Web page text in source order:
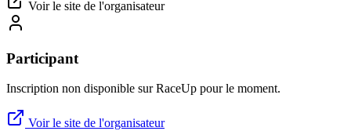
Voir le site de l'organisateur
Participant
Inscription non disponible sur RaceUp pour le moment.
Voir le site de l'organisateur